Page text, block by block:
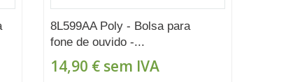
8L599AA Poly - Bolsa para
fone de ouvido -...
14,90 €sem IVA